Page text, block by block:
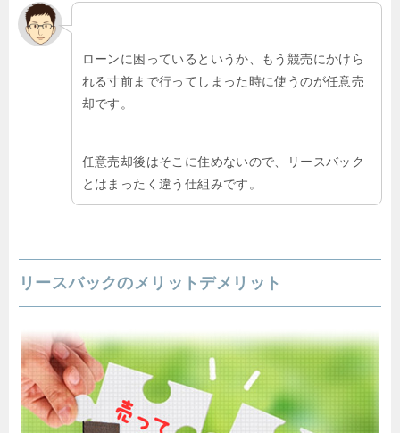
ローンに困っているというか、もう競売にかけら
れる寸前まで行ってしまった時に使うのが任意売
却です。
任意売却後はそこに住めないので、リースバック
とはまったく違う仕組みです。
リースバックのメリットデメリット